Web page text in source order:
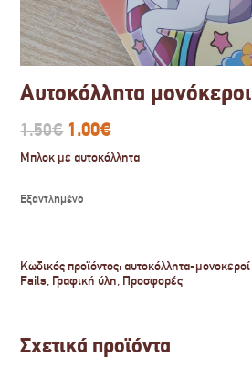
Αυτοκόλλητα μονόκεροι
1.50€ Original
was:
1.00€Η
τρέχουσα
τιμή
Μπλοκ με αυτοκόλλητα
Εξαντλημένο
Κωδικός προϊόντος: αυτοκόλλητα-μονοκεροί
Fails, Γραφική ύλη, Προσφορές
Σχετικά προϊόντα